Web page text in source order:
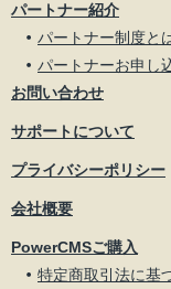
パートナー紹介
パートナー制度と
パートナーお申し
お問い合わせ
サポートについて
プライバシーポリシー
会社概要
PowerCMSご購入
特定商取引法に基